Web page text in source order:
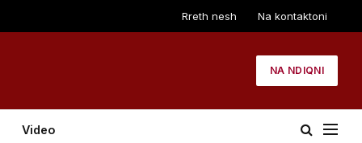
Rreth nesh Na kontaktoni
NA NDIQNI
Video